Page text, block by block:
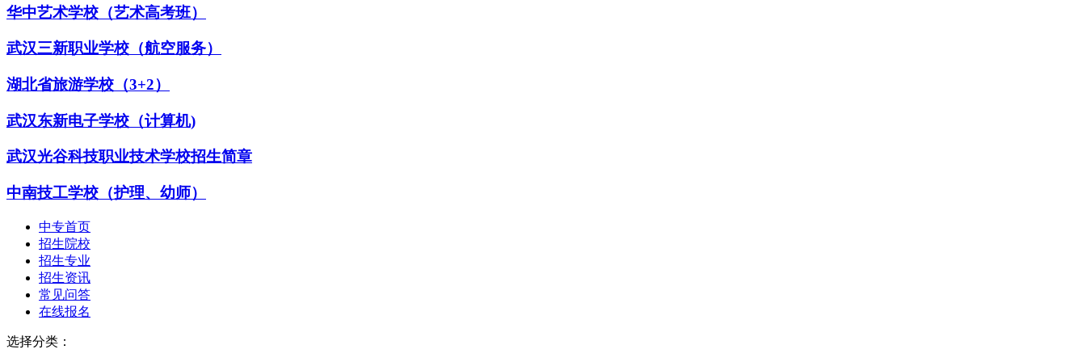
华中艺术学校（艺术高考班）
武汉三新职业学校（航空服务）
湖北省旅游学校（3+2）
武汉东新电子学校（计算机)
武汉光谷科技职业技术学校招生简章
中南技工学校（护理、幼师）
中专首页
招生院校
招生专业
招生资讯
常见问答
在线报名
选择分类：